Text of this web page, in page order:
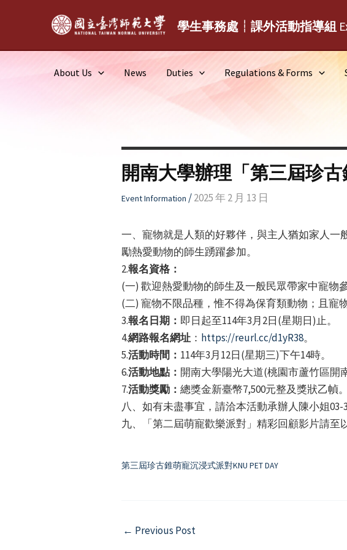
學生事務處┆課外活動指導組
About Us News Duties Regulations & Forms
開南大學辦理「第三屆珍
Event Information /2025 年 2 月 13 日
一、寵物就是人類的好夥伴，與主人猶如家人一
勵熱愛動物的師生踴躍參加。
2.報名資格：
(一) 歡迎熱愛動物的師生及一般民眾帶家中寵物參
(二) 寵物不限品種，惟不得為保育類動物；且寵
3.報名日期： 即日起至114年3月2日(星期日)止。
4.網路報名網址： https://reurl.cc/d1yR38。
5.活動時間： 114年3月12日(星期三)下午14時。
6.活動地點： 開南大學陽光大道(桃園市蘆竹區開
7.活動獎勵： 總獎金新臺幣7,500元整及獎狀乙幀。
八、如有未盡事宜，請洽本活動承辦人陳小姐03-
九、「第二屆萌寵歡樂派對」精彩回顧影片請至
第三屆珍古錐萌寵沉浸式派對KNU PET DAY
Post
← Previous Post